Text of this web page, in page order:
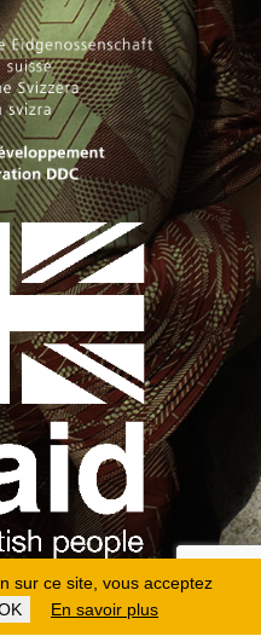
sur ce site, vous acceptez
En savoir plus